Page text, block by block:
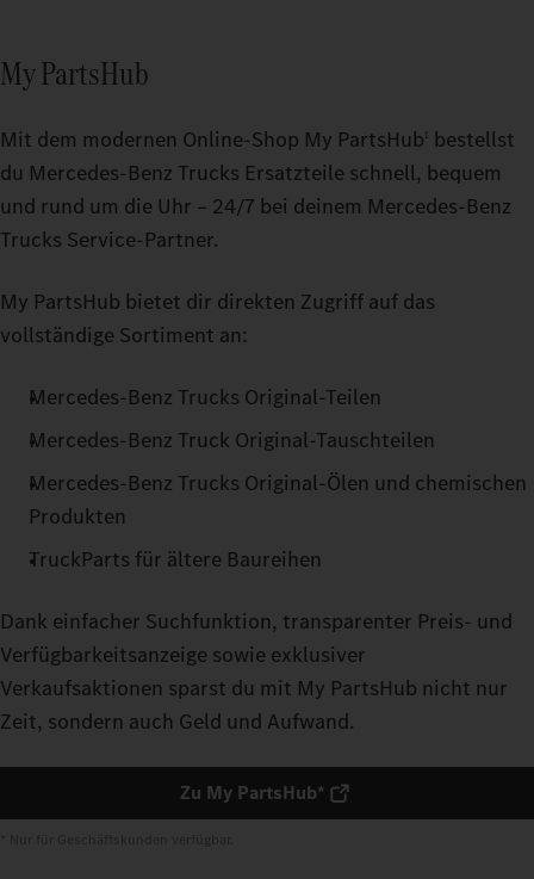
My PartsHub
Mit dem modernen Online-Shop My PartsHub1 bestellst
du Mercedes‑Benz Trucks Ersatzteile schnell, bequem
und rund um die Uhr – 24/7 bei deinem Mercedes‑Benz
Trucks Service-Partner.
My PartsHub bietet dir direkten Zugriff auf das
vollständige Sortiment an:
Mercedes‑Benz Trucks Original-Teilen
Mercedes‑Benz Truck Original-Tauschteilen
Mercedes‑Benz Trucks Original-Ölen und chemischen
Produkten
TruckParts für ältere Baureihen
Dank einfacher Suchfunktion, transparenter Preis- und
Verfügbarkeitsanzeige sowie exklusiver
Verkaufsaktionen sparst du mit My PartsHub nicht nur
Zeit, sondern auch Geld und Aufwand.
Zu My PartsHub*